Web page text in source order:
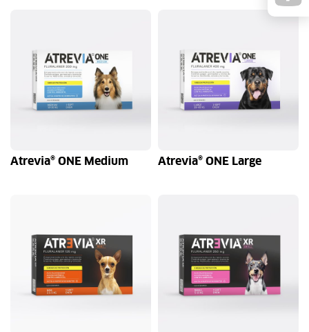
1 soft chew 4 soft chew
Atrevia® ONE Medium 1 soft chew 4 soft chew
Atrevia® ONE Large